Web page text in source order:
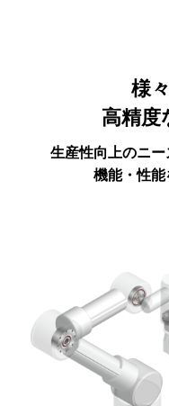
様
高精度
生産性向上のニ
機能・性能